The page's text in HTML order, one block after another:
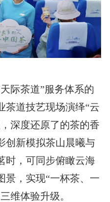
际茶道”服务体系的
茶道技艺现场演绎“云
深度还原了的茶的香
创新模拟茶山晨曦与
时，可同步俯瞰云海
景，实现“一杯茶、一
维体验升级。